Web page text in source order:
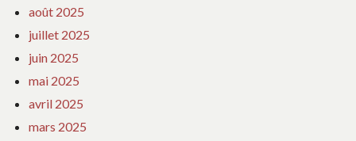
août 2025
juillet 2025
juin 2025
mai 2025
avril 2025
mars 2025